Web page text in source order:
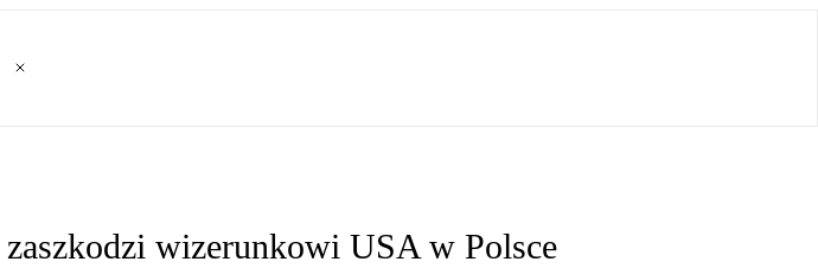
wizerunkowi USA w Polsce